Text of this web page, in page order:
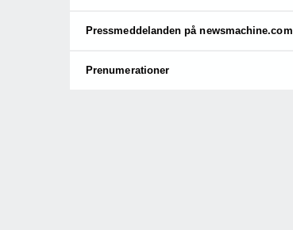
Pressmeddelanden på newsmachine.com
Prenumerationer